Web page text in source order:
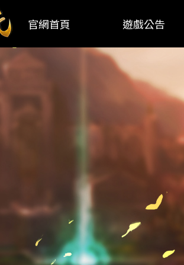
官網首頁 遊戲公告